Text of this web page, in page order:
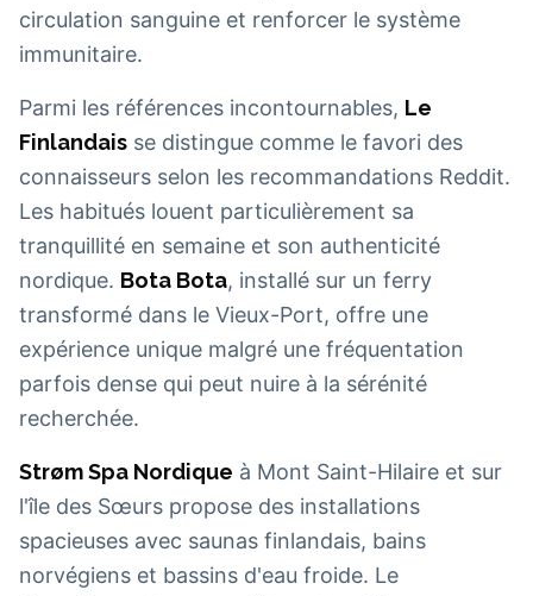
circulation sanguine et renforcer le système
immunitaire.
Parmi les références incontournables, Le
Finlandais se distingue comme le favori des
connaisseurs selon les recommandations Reddit.
Les habitués louent particulièrement sa
tranquillité en semaine et son authenticité
nordique. Bota Bota, installé sur un ferry
transformé dans le Vieux-Port, offre une
expérience unique malgré une fréquentation
parfois dense qui peut nuire à la sérénité
recherchée.
Strøm Spa Nordique à Mont Saint-Hilaire et sur
l'île des Sœurs propose des installations
spacieuses avec saunas finlandais, bains
norvégiens et bassins d'eau froide. Le